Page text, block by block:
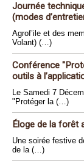
Journée
(modes
Agrof’ile et des
Volant) (…)
Conférence
outils à
Le Samedi 7
"Protéger la (…)
Éloge de la forêt
Une soirée festive
de la (…)